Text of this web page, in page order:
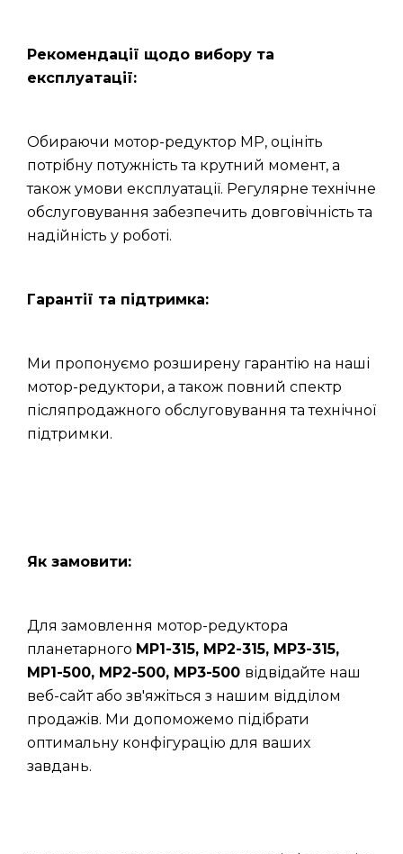
Рекомендації щодо вибору та
експлуатації:
Обираючи мотор-редуктор МР, оцініть
потрібну потужність та крутний момент, а
також умови експлуатації. Регулярне технічне
обслуговування забезпечить довговічність та
надійність у роботі.
Гарантії та підтримка:
Ми пропонуємо розширену гарантію на наші
мотор-редуктори, а також повний спектр
післяпродажного обслуговування та технічної
підтримки.
Як замовити:
Для замовлення мотор-редуктора
планетарного МР1-315, МР2-315, МР3-315,
МР1-500, МР2-500, МР3-500 відвідайте наш
веб-сайт або зв'яжіться з нашим відділом
продажів. Ми допоможемо підібрати
оптимальну конфігурацію для ваших
завдань.